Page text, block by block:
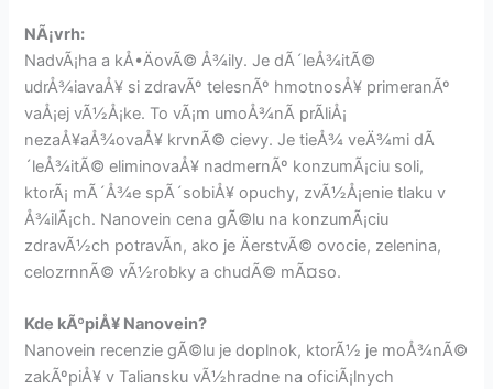
NÃ¡vrh:
NadvÃ¡ha a kÅ•ÄovÃ© Å¾ily. Je dÃ´leÅ¾itÃ©
udrÅ¾iavaÅ¥ si zdravÃº telesnÃº hmotnosÅ¥ primeranÃº
vaÅ¡ej vÃ½Å¡ke. To vÃ¡m umoÅ¾nÃ­ prÃ­liÅ¡
nezaÅ¥aÅ¾ovaÅ¥ krvnÃ© cievy. Je tieÅ¾ veÄ¾mi dÃ
´leÅ¾itÃ© eliminovaÅ¥ nadmernÃº konzumÃ¡ciu soli,
ktorÃ¡ mÃ´Å¾e spÃ´sobiÅ¥ opuchy, zvÃ½Å¡enie tlaku v
Å¾ilÃ¡ch. Nanovein cena gÃ©lu na konzumÃ¡ciu
zdravÃ½ch potravÃ­n, ako je ÄerstvÃ© ovocie, zelenina,
celozrnnÃ© vÃ½robky a chudÃ© mÃ¤so.
Kde kÃºpiÅ¥ Nanovein?
Nanovein recenzie gÃ©lu je doplnok, ktorÃ½ je moÅ¾nÃ©
zakÃºpiÅ¥ v Taliansku vÃ½hradne na oficiÃ¡lnych